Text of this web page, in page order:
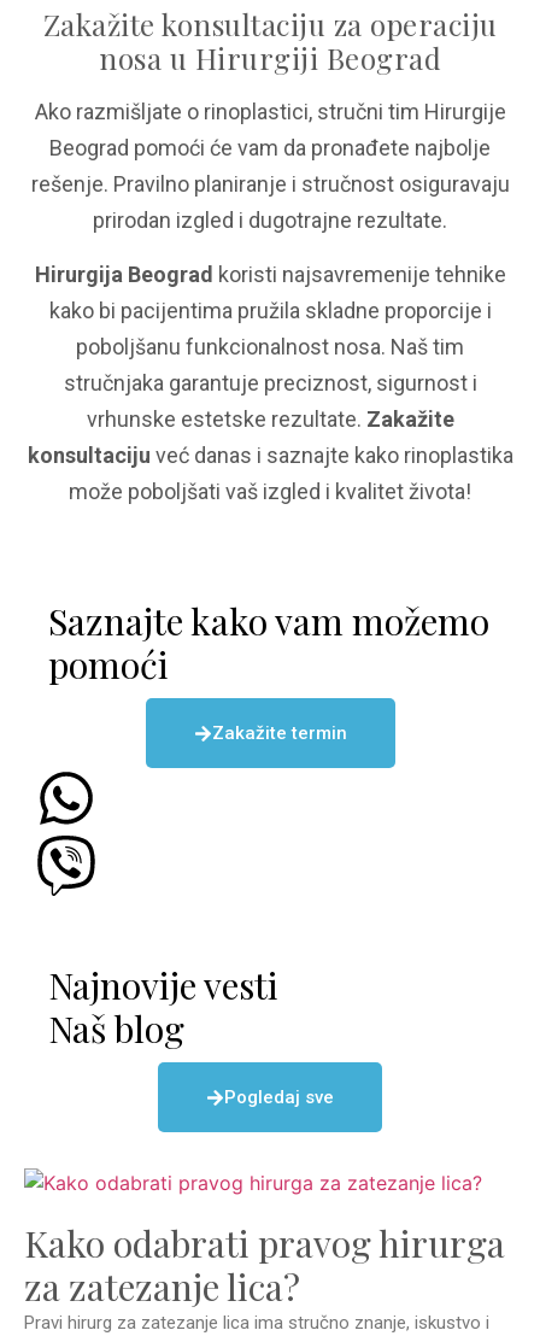
Zakažite konsultaciju za operaciju
nosa u Hirurgiji Beograd
Ako razmišljate o rinoplastici, stručni tim Hirurgije
Beograd pomoći će vam da pronađete najbolje
rešenje. Pravilno planiranje i stručnost osiguravaju
prirodan izgled i dugotrajne rezultate.
Hirurgija Beograd koristi najsavremenije tehnike
kako bi pacijentima pružila skladne proporcije i
poboljšanu funkcionalnost nosa. Naš tim
stručnjaka garantuje preciznost, sigurnost i
vrhunske estetske rezultate. Zakažite
konsultaciju već danas i saznajte kako rinoplastika
može poboljšati vaš izgled i kvalitet života!
Saznajte kako vam možemo
pomoći
Zakažite termin
Najnovije vesti
Naš blog
Pogledaj sve
Kako odabrati pravog hirurga
za zatezanje lica?
Pravi hirurg za zatezanje lica ima stručno znanje, iskustvo i